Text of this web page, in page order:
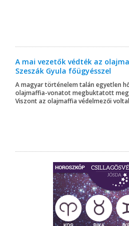
A mai vezetők védték az
Szeszák Gyula főügyésszel
A magyar történelem talán egyetlen
olajmaffia-vonatot megbuktatott
Viszont az olajmaffia védelmezői